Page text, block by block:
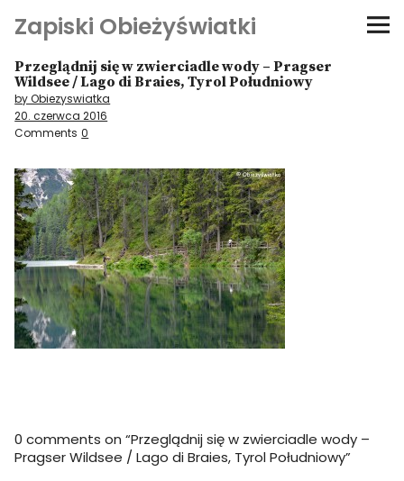
Zapiski Obieżyświatki
Podróże
Kultura i sztuka
Kątem oka
O-fiszki
Niezwyczajne ściany
Dom na kółkach
Przeglądnij się w zwierciadle wody – Pragser
Wildsee / Lago di Braies, Tyrol Południowy
by Obiezyswiatka
20. czerwca 2016
Comments 0
0 comments on “Przeglądnij się w zwierciadle wody –
Pragser Wildsee / Lago di Braies, Tyrol Południowy”